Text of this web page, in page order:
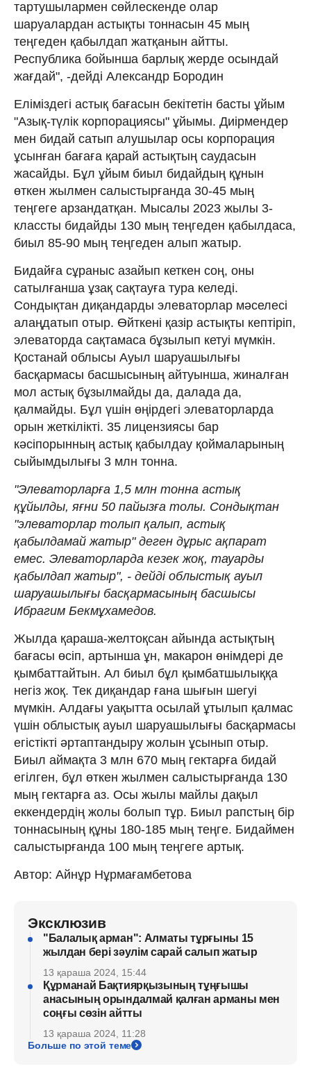
тартушылармен сөйлескенде олар
шаруалардан астықты тоннасын 45 мың
теңгеден қабылдап жатқанын айтты.
Республика бойынша барлық жерде осындай
жағдай", -дейді Александр Бородин
Еліміздегі астық бағасын бекітетін басты ұйым
"Азық-түлік корпорациясы" ұйымы. Диірмендер
мен бидай сатып алушылар осы корпорация
ұсынған бағаға қарай астықтың саудасын
жасайды. Бұл ұйым биыл бидайдың құнын
өткен жылмен салыстырғанда 30-45 мың
теңгеге арзандатқан. Мысалы 2023 жылы 3-
классты бидайды 130 мың теңгеден қабылдаса,
биыл 85-90 мың теңгеден алып жатыр.
Бидайға сұраныс азайып кеткен соң, оны
сатылғанша ұзақ сақтауға тура келеді.
Сондықтан диқандарды элеваторлар мәселесі
алаңдатып отыр. Өйткені қазір астықты кептіріп,
элеваторда сақтамаса бұзылып кетуі мүмкін.
Қостанай облысы Ауыл шаруашылығы
басқармасы басшысының айтуынша, жиналған
мол астық бұзылмайды да, далада да,
қалмайды. Бұл үшін өңірдегі элеваторларда
орын жеткілікті. 35 лицензиясы бар
кәсіпорынның астық қабылдау қоймаларының
сыйымдылығы 3 млн тонна.
"Элеваторларға 1,5 млн тонна астық
құйылды, яғни 50 пайызға толы. Сондықтан
"элеваторлар толып қалып, астық
қабылдамай жатыр" деген дұрыс ақпарат
емес. Элеваторларда кезек жоқ, тауарды
қабылдап жатыр", - дейді облыстық ауыл
шаруашылығы басқармасының басшысы
Ибрагим Бекмұхамедов.
Жылда қараша-желтоқсан айында астықтың
бағасы өсіп, артынша ұн, макарон өнімдері де
қымбаттайтын. Ал биыл бұл қымбатшылыққа
негіз жоқ. Тек диқандар ғана шығын шегуі
мүмкін. Алдағы уақытта осылай ұтылып қалмас
үшін облыстық ауыл шаруашылығы басқармасы
егістікті әртаптандыру жолын ұсынып отыр.
Биыл аймақта 3 млн 670 мың гектарға бидай
егілген, бұл өткен жылмен салыстырғанда 130
мың гектарға аз. Осы жылы майлы дақыл
еккендердің жолы болып тұр. Биыл рапстың бір
тоннасының құны 180-185 мың теңге. Бидаймен
салыстырғанда 100 мың теңгеге артық.
Автор: Айнұр Нұрмағамбетова
Эксклюзив
"Балалық арман": Алматы тұрғыны 15
жылдан бері зәулім сарай салып жатыр
13 қараша 2024, 15:44
Құрманай Бақтиярқызының тұңғышы
анасының орындалмай қалған арманы мен
соңғы сөзін айтты
13 қараша 2024, 11:28
Больше по этой теме